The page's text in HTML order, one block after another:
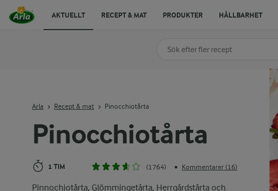
Pinocchiotårta
1 TIM (1764) • Kommentarer (16)
Pinnochiotårta, Glömmingetårta, Herrgårdstårta och
Arla Recept & mat Pinocchiotårta
Sök på kategori eller ingrediens
AKTUELLT RECEPT & MAT PRODUKTER HÅLLBARHET